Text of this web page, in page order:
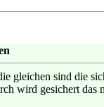
gleichen sind die
wird gesichert